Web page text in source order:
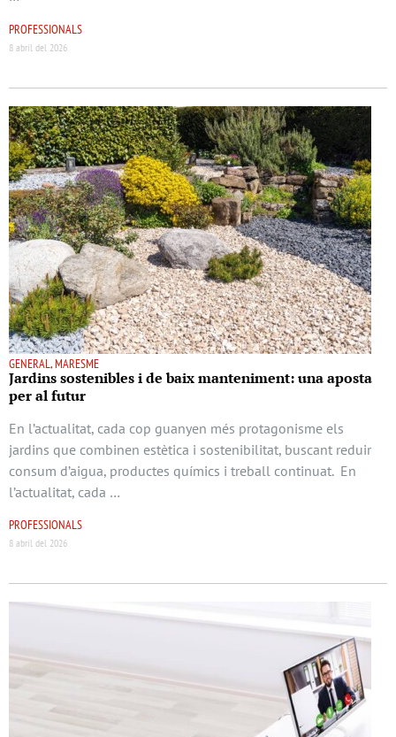
PROFESSIONALS
8 abril del 2026
GENERAL, MARESME
Jardins sostenibles i de baix manteniment: una aposta
per al futur
En l’actualitat, cada cop guanyen més protagonisme els
jardins que combinen estètica i sostenibilitat, buscant reduir
consum d’aigua, productes químics i treball continuat. En
l’actualitat, cada …
PROFESSIONALS
8 abril del 2026